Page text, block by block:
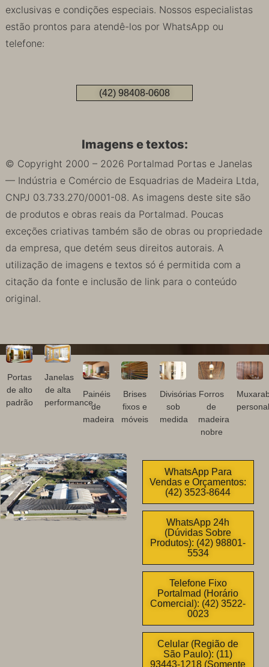
exclusivas e condições especiais. Nossos especialistas
estão prontos para atendê-los por WhatsApp ou
telefone:
(42) 98408-0608
Imagens e textos:
© Copyright 2000 – 2026 Portalmad Portas e Janelas
— Indústria e Comércio de Esquadrias de Madeira Ltda,
CNPJ 03.733.270/0001-08. As imagens deste site são
de produtos e obras reais da Portalmad. Poucas
exceções criativas também são de obras ou propriedade
da empresa, que detém seus direitos autorais. A
utilização de imagens e textos só é permitida com a
citação da fonte e inclusão de link para o conteúdo
original.
Portas
de alto
padrão
Janelas
de alta
performance
Painéis
de
madeira
Brises
fixos e
móveis
Divisórias
sob
medida
Forros
de
madeira
nobre
WhatsApp Para
Vendas e Orçamentos:
(42) 3523-8644
WhatsApp 24h
(Dúvidas Sobre
Produtos): (42) 98801-
5534
Telefone Fixo
Portalmad (Horário
Comercial): (42) 3522-
0023
Celular (Região de
São Paulo): (11)
93443-1218 (Somente